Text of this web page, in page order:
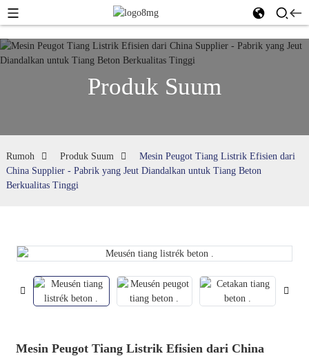
Produk Suum
Rumoh Produk Suum
Mesin Peugot Tiang Listrik Efisien dari
China Supplier - Pabrik yang Jeut Diandalkan untuk Tiang Beton
Berkualitas Tinggi
Mesin Peugot Tiang Listrik Efisien dari China